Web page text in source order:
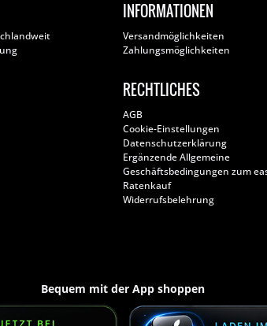
INFORMATIONEN
Versandmöglichkeiten
Zahlungsmöglichkeiten
RECHTLICHES
AGB
Cookie-Einstellungen
Datenschutzerklärung
Ergänzende Allgemeine
Geschäftsbedingungen zum
Ratenkauf
Widerrufsbelehrung
Bequem mit der App shoppen